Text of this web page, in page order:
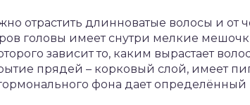
отрастить длинноватые волосы и от
головы имеет снутри мелкие
зависит то, каким вырастает
прядей – корковый слой, имеет
фона дает определённый